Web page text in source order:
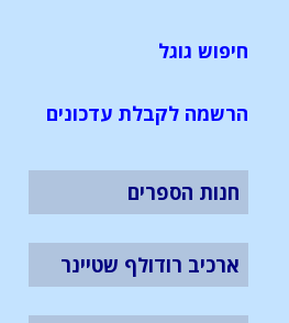
חיפוש גוגל
הרשמה לקבלת עדכונים
חנות הספרים
ארכיב רודולף שטיינר